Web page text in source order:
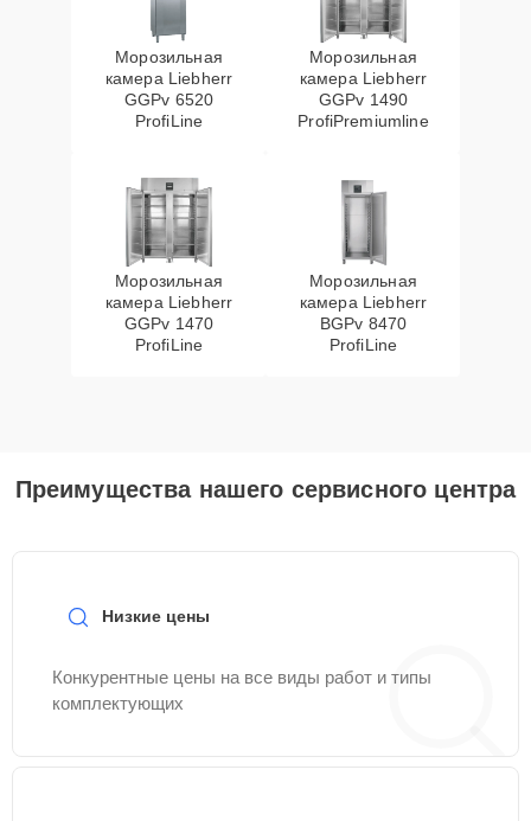
Морозильная
камера Liebherr
GGPv 6520
ProfiLine
Морозильная
камера Liebherr
GGPv 1490
ProfiPremiumline
Морозильная
камера Liebherr
GGPv 1470
ProfiLine
Морозильная
камера Liebherr
BGPv 8470
ProfiLine
Преимущества нашего сервисного центра
Низкие цены
Конкурентные цены на все виды работ и типы
комплектующих